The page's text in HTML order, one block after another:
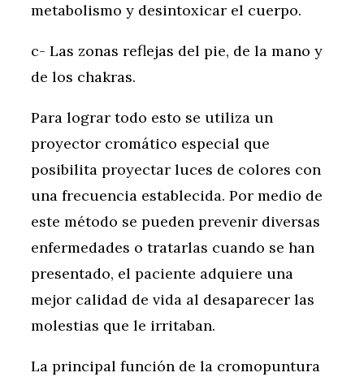
metabolismo y desintoxicar el cuerpo.
c- Las zonas reflejas del pie, de la mano y
de los chakras.
Para lograr todo esto se utiliza un
proyector cromático especial que
posibilita proyectar luces de colores con
una frecuencia establecida. Por medio de
este método se pueden prevenir diversas
enfermedades o tratarlas cuando se han
presentado, el paciente adquiere una
mejor calidad de vida al desaparecer las
molestias que le irritaban.
La principal función de la cromopuntura